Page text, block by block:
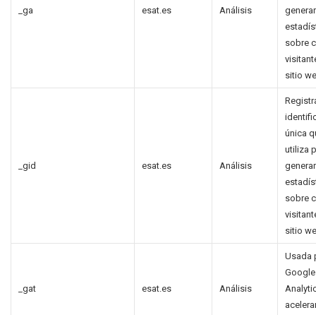
_ga esat.es Análisis
sobre
sitio
_gid esat.es Análisis
única
utiliza
sobre
sitio
_gat esat.es Análisis
Usada
Google